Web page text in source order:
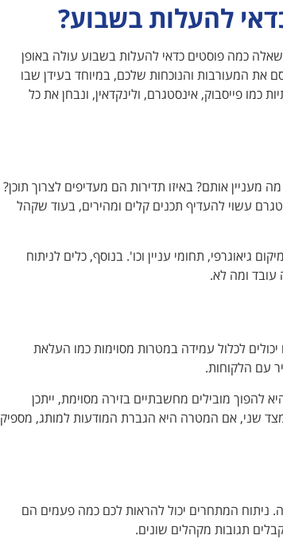
להעלות בשבוע?
כמה פוסטים כדאי להעלות בשבוע עולה באופן
המעורבות והנוכחות שלכם, במיוחד בעידן שבו
פייסבוק, אינסטגרם, ולינקדאין, ונבחן את כל
אותם? באיזו תדירות הם מעדיפים לצרוך תוכן?
עשוי להעדיף תכנים קלים ומהירים, בעוד שקהל
גיאוגרפי, תחומי עניין וכו'. בנוסף, כלים לניתוח
עובד ומה לא.
לכלול עמידה במטרות מסוימות כמו העלאת
עם הלקוחות.
מובילים מחשבתיים בזירה מסוימת, ייתכן
שני, אם המטרה היא הגברת המודעות למותג, מספיק
ניתוח המתחרים יכול להראות לכם כמה פעמים הם
תגובות מקהלים שונים.